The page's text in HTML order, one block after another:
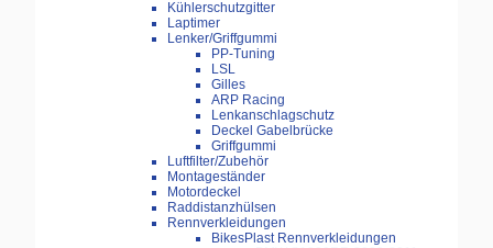
Kühlerschutzgitter
Laptimer
Lenker/Griffgummi
PP-Tuning
LSL
Gilles
ARP Racing
Lenkanschlagschutz
Deckel Gabelbrücke
Griffgummi
Luftfilter/Zubehör
Montageständer
Motordeckel
Raddistanzhülsen
Rennverkleidungen
BikesPlast Rennverkleidungen